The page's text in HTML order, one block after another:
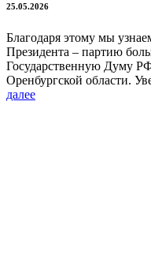
25.05.2026
Благодаря этому мы
Президента – партию
Государственную Думу
Оренбургской области.
далее